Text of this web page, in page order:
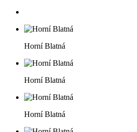
Horní Blatná
Horní Blatná
Horní Blatná